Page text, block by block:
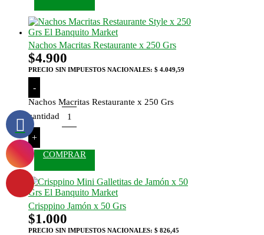
Nachos Macritas Restaurante x 250 Grs
$4.900
PRECIO SIN IMPUESTOS NACIONALES: $ 4.049,59
-
Nachos Macritas Restaurante x 250 Grs
cantidad
+
COMPRAR
Crisppino Jamón x 50 Grs
$1.000
PRECIO SIN IMPUESTOS NACIONALES: $ 826,45